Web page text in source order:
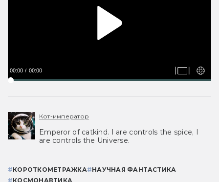
00:00 00:00
Кот-император
Emperor of catkind. I are controls the spice, I
are controls the Universe.
#КОРОТКОМЕТРАЖКА#НАУЧНАЯ ФАНТАСТИКА
#КОСМОНАВТИКА